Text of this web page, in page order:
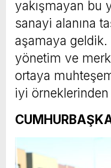
yakışmayan bu
sanayi alanına
aşamaya
yönetim ve
ortaya
iyi